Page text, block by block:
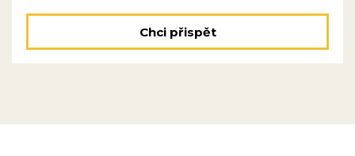
Chci přispět